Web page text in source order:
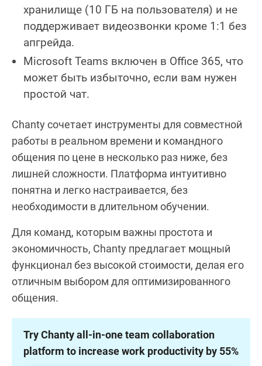
хранилище (10 ГБ на пользователя) и не
поддерживает видеозвонки кроме 1:1 без
апгрейда.
Microsoft Teams включен в Office 365, что
может быть избыточно, если вам нужен
простой чат.
Chanty сочетает инструменты для совместной
работы в реальном времени и командного
общения по цене в несколько раз ниже, без
лишней сложности. Платформа интуитивно
понятна и легко настраивается, без
необходимости в длительном обучении.
Для команд, которым важны простота и
экономичность, Chanty предлагает мощный
функционал без высокой стоимости, делая его
отличным выбором для оптимизированного
общения.
Try Chanty all-in-one team collaboration
platform to increase work productivity by 55%